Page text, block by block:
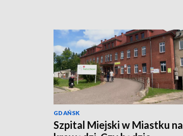
GDAŃSK
Szpital Miejski w Miastku na